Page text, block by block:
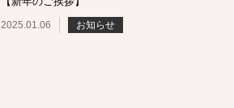
2025.01.06 お知らせ